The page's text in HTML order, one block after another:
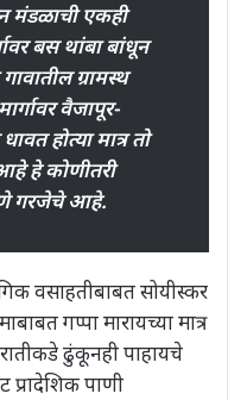
मंडळाची एकही
बस थांबा बांधून
ग्रामस्थ
वैजापूर-
होत्या मात्र तो
हे कोणीतरी
गरजेचे आहे.
वसाहतीबाबत सोयीस्कर
गप्पा मारायच्या मात्र
ढुंकूनही पाहायचे
पाणी